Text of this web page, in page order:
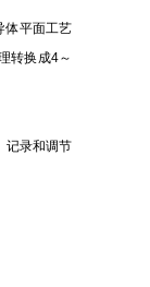
体平面工艺
转换成4～
记录和调节